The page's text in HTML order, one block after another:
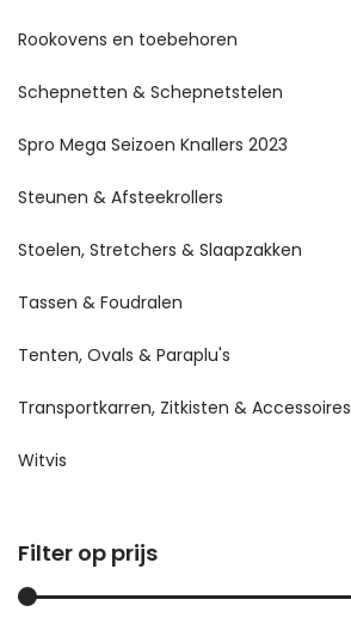
Rookovens en toebehoren
Schepnetten & Schepnetstelen
Spro Mega Seizoen Knallers 2023
Steunen & Afsteekrollers
Stoelen, Stretchers & Slaapzakken
Tassen & Foudralen
Tenten, Ovals & Paraplu's
Transportkarren, Zitkisten & Accessoires
Witvis
Filter op prijs